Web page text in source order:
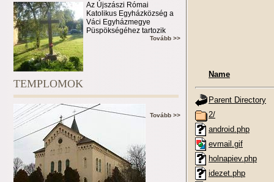
Name
Parent Directory
2/
android.php
evmail.gif
holnapiev.php
idezet.php
Az Újszászi Római
Katolikus Egyházközség a
Váci Egyházmegye
Püspökségéhez tartozik
Tovább >>
TEMPLOMOK
Tovább >>